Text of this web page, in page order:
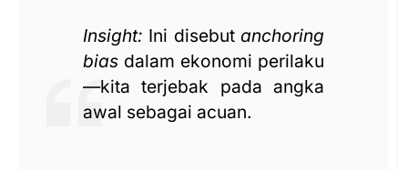
Insight: Ini disebut anchoring
bias dalam ekonomi perilaku
—kita terjebak pada angka
awal sebagai acuan.